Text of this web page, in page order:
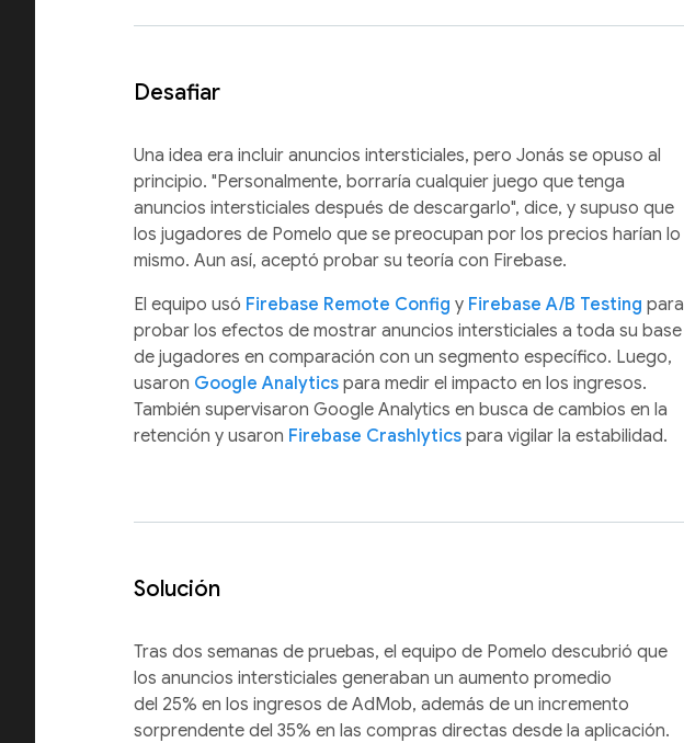
Desafiar
Una idea era incluir anuncios intersticiales, pero Jonás se opuso al
principio. "Personalmente, borraría cualquier juego que tenga
anuncios intersticiales después de descargarlo", dice, y supuso que
los jugadores de Pomelo que se preocupan por los precios harían lo
mismo. Aun así, aceptó probar su teoría con Firebase.
El equipo usó Firebase Remote Config y Firebase A/B Testing para
probar los efectos de mostrar anuncios intersticiales a toda su base
de jugadores en comparación con un segmento específico. Luego,
usaron Google Analytics para medir el impacto en los ingresos.
También supervisaron Google Analytics en busca de cambios en la
retención y usaron Firebase Crashlytics para vigilar la estabilidad.
Solución
Tras dos semanas de pruebas, el equipo de Pomelo descubrió que
los anuncios intersticiales generaban un aumento promedio
del 25% en los ingresos de AdMob, además de un incremento
sorprendente del 35% en las compras directas desde la aplicación.